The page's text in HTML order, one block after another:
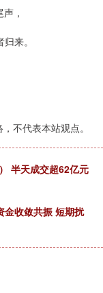
，
来。
不代表本站观点。
半天成交超62亿元
金收敛共振 短期扰